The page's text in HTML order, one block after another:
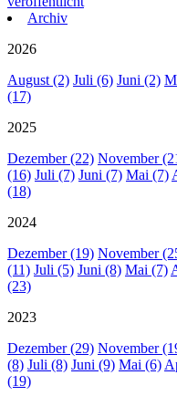
Archiv
2026
August (2) Juli (6) Juni (2)
(17)
2025
Dezember (22) November
(16) Juli (7) Juni (7) Mai (7)
(18)
2024
Dezember (19) November
(11) Juli (5) Juni (8) Mai (7)
(23)
2023
Dezember (29) November
(8) Juli (8) Juni (9) Mai (6)
(19)